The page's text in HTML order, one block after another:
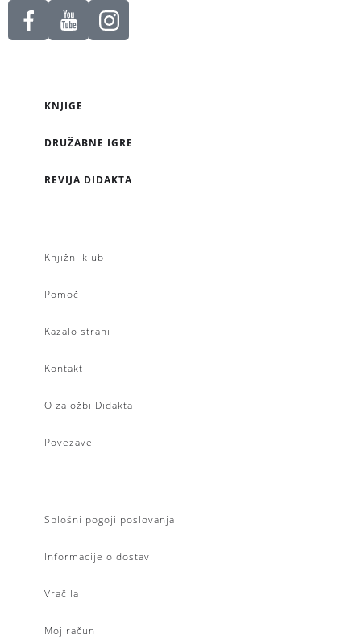
KNJIGE
DRUŽABNE IGRE
REVIJA DIDAKTA
Knjižni klub
Pomoč
Kazalo strani
Kontakt
O založbi Didakta
Povezave
Splošni pogoji poslovanja
Informacije o dostavi
Vračila
Moj račun